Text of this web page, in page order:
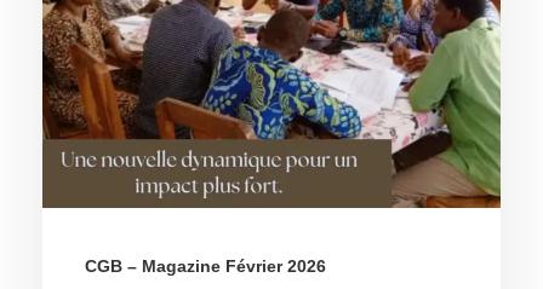
CGB – Magazine Février 2026